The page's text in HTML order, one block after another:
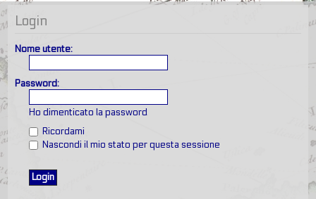
Login
Nome utente:
Password:
Ho dimenticato la password
Ricordami
Nascondi il mio stato per questa sessione